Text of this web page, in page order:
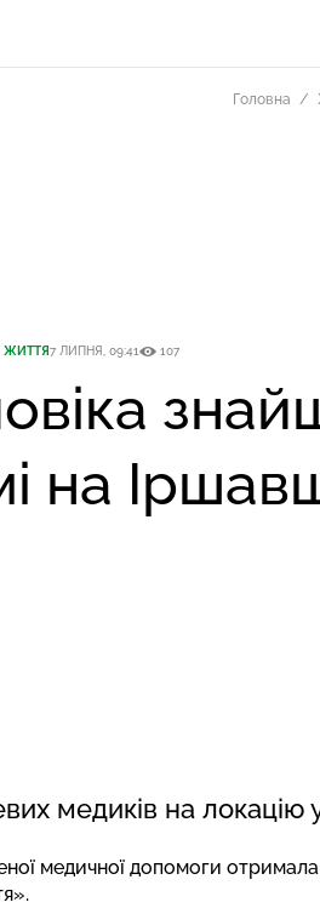
Головна
ЖИТТЯ7 ЛИПНЯ, 09:41 107
на
медиків на
медичної допомоги